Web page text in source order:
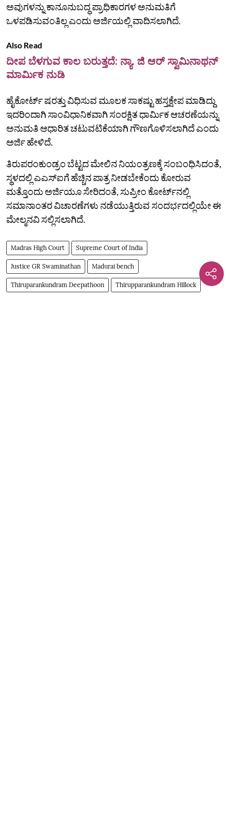
ಅವುಗಳನ್ನು ಕಾನೂನುಬದ್ಧ ಪ್ರಾಧಿಕಾರಗಳ ಅನುಮತಿಗೆ
ಒಳಪಡಿಸುವಂತಿಲ್ಲ ಎಂದು ಅರ್ಜಿಯಲ್ಲಿ ವಾದಿಸಲಾಗಿದೆ.
Also Read
ದೀಪ ಬೆಳಗುವ ಕಾಲ ಬರುತ್ತದೆ: ನ್ಯಾ. ಜಿ ಆರ್ ಸ್ವಾಮಿನಾಥನ್
ಮಾರ್ಮಿಕ‌ ನುಡಿ
ಹೈಕೋರ್ಟ್‌ ಷರತ್ತು ವಿಧಿಸುವ ಮೂಲಕ ಸಾಕಷ್ಟು ಹಸ್ತಕ್ಷೇಪ ಮಾಡಿದ್ದು
ಇದರಿಂದಾಗಿ ಸಾಂವಿಧಾನಿಕವಾಗಿ ಸಂರಕ್ಷಿತ ಧಾರ್ಮಿಕ ಆಚರಣೆಯನ್ನು
ಅನುಮತಿ ಆಧಾರಿತ ಚಟುವಟಿಕೆಯಾಗಿ ಗೌಣಗೊಳಿಸಲಾಗಿದೆ ಎಂದು
ಅರ್ಜಿ ಹೇಳಿದೆ.
ತಿರುಪರಂಕುಂಡ್ರಂ ಬೆಟ್ಟದ ಮೇಲಿನ ನಿಯಂತ್ರಣಕ್ಕೆ ಸಂಬಂಧಿಸಿದಂತೆ,
ಸ್ಥಳದಲ್ಲಿ ಎಎಸ್‌ಐಗೆ ಹೆಚ್ಚಿನ ಪಾತ್ರ ನೀಡಬೇಕೆಂದು ಕೋರುವ
ಮತ್ತೊಂದು ಅರ್ಜಿಯೂ ಸೇರಿದಂತೆ, ಸುಪ್ರೀಂ ಕೋರ್ಟ್‌ನಲ್ಲಿ
ಸಮಾನಾಂತರ ವಿಚಾರಣೆಗಳು ನಡೆಯುತ್ತಿರುವ ಸಂದರ್ಭದಲ್ಲಿಯೇ ಈ
ಮೇಲ್ಮನವಿ ಸಲ್ಲಿಸಲಾಗಿದೆ.
Madras High Court Supreme Court of India
Justice GR Swaminathan Madurai bench
Thiruparankundram Deepathoon Thirupparankundram Hillock